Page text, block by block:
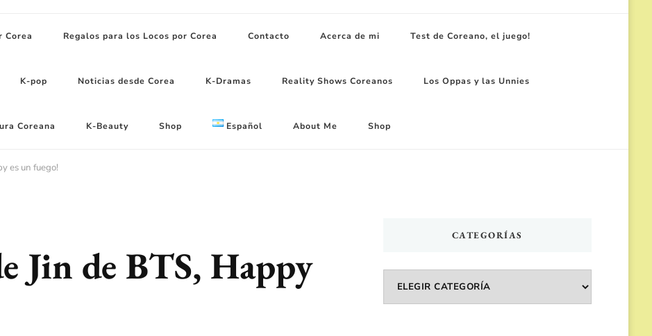
Corea Regalos para los Locos por Corea Contacto Acerca de mi Test de Coreano, el juego!
K-pop Noticias desde Corea K-Dramas Reality Shows Coreanos Los Oppas y las Unnies
Coreana K-Beauty Shop Español About Me Shop
es un fuego!
Jin de BTS, Happy
CATEGORÍAS
Categorías